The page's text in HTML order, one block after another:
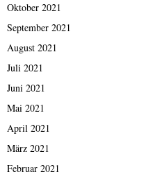
Oktober 2021
September 2021
August 2021
Juli 2021
Juni 2021
Mai 2021
April 2021
März 2021
Februar 2021